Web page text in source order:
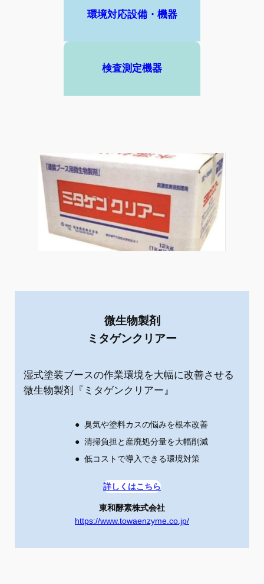
環境対応設備・機器
検査測定機器
微生物製剤
ミタゲンクリアー
湿式塗装ブースの作業環境を大幅に改善させる
微生物製剤『ミタゲンクリアー』
臭気や塗料カスの悩みを根本改善
清掃負担と産廃処分量を大幅削減
低コストで導入できる環境対策
詳しくはこちら
東和酵素株式会社
https://www.towaenzyme.co.jp/